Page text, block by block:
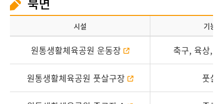
시설 기능
원통생활체육공원 운동장 축구, 육상,
원통생활체육공원 풋살구장 풋살